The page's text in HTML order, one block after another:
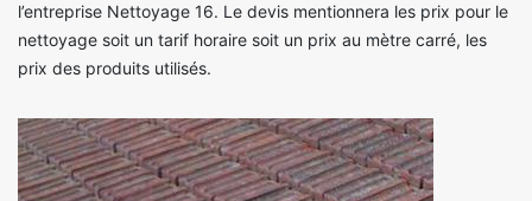
l’entreprise Nettoyage 16. Le devis mentionnera les prix pour le
nettoyage soit un tarif horaire soit un prix au mètre carré, les
prix des produits utilisés.